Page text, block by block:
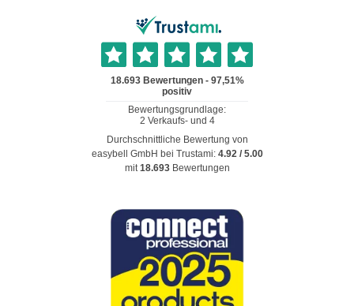
Durchschnittliche Bewertung von
easybell GmbH bei Trustami: 4.92/ 5.00
mit18.693 Bewertungen